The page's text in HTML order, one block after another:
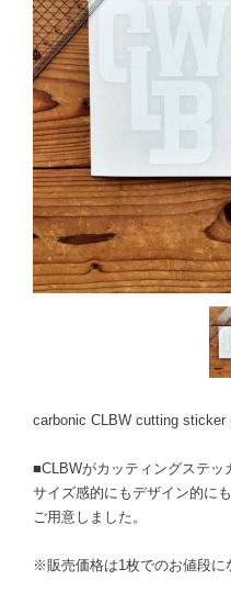
carbonic CLBW cutting sticker
■CLBWがカッティングステッ
サイズ感的にもデザイン的に
ご用意しました。
※販売価格は1枚でのお値段に